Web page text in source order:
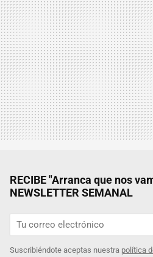
RECIBE "Arranca que nos
NEWSLETTER SEMANAL
Suscribiéndote aceptas nuestra política